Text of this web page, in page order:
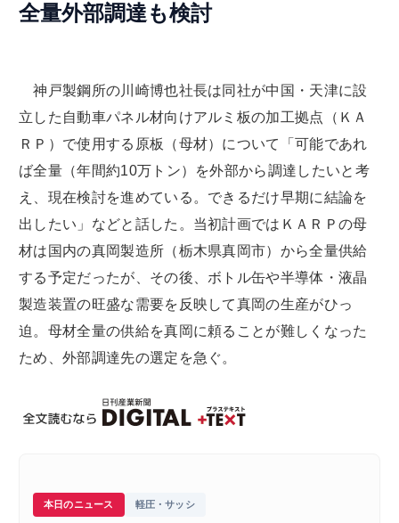
全量外部調達も検討
神戸製鋼所の川崎博也社長は同社が中国・天津に設
立した自動車パネル材向けアルミ板の加工拠点（ＫＡ
ＲＰ）で使用する原板（母材）について「可能であれ
ば全量（年間約10万トン）を外部から調達したいと考
え、現在検討を進めている。できるだけ早期に結論を
出したい」などと話した。当初計画ではＫＡＲＰの母
材は国内の真岡製造所（栃木県真岡市）から全量供給
する予定だったが、その後、ボトル缶や半導体・液晶
製造装置の旺盛な需要を反映して真岡の生産がひっ
迫。母材全量の供給を真岡に頼ることが難しくなった
ため、外部調達先の選定を急ぐ。
本日のニュース 軽圧・サッシ